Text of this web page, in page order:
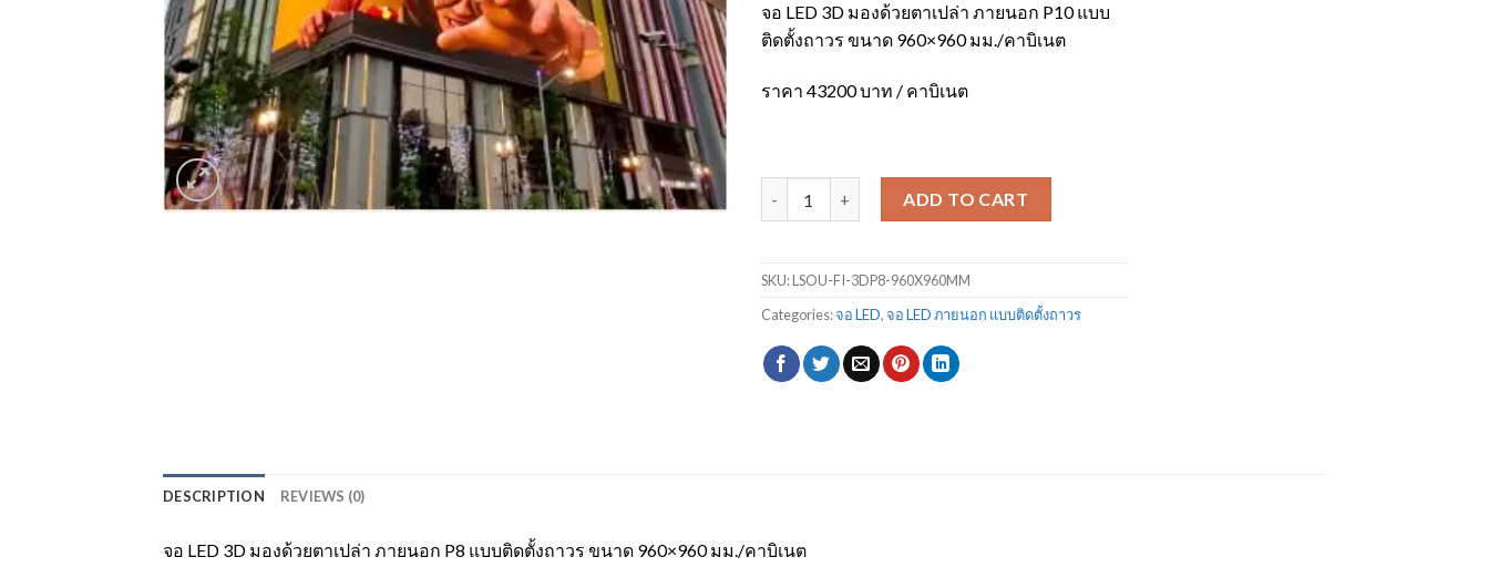
was:
$57,000.00.
is:
$43,200.00.
จอ LED 3D มองด้วยตาเปล่า ภายนอก P10 แบบ
ติดตั้งถาวร ขนาด 960×960 มม./คาบิเนต
ราคา 43200 บาท / คาบิเนต
ADD TO CART
SKU:LSOU-FI-3DP8-960X960MM
Categories:จอ LED,จอ LED ภายนอก แบบติดตั้งถาวร
DESCRIPTION REVIEWS (0)
จอ LED 3D มองด้วยตาเปล่า ภายนอก P8 แบบติดตั้งถาวร ขนาด 960×960 มม./คาบิเนต